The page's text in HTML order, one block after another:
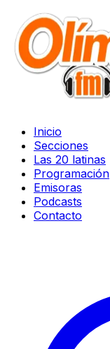
Inicio
Secciones
Las 20 latinas
Programación
Emisoras
Podcasts
Contacto